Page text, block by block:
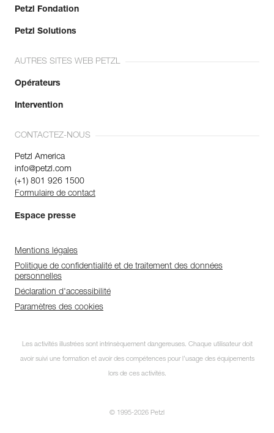
Petzl Fondation
Petzl Solutions
AUTRES SITES WEB PETZL
Opérateurs
Intervention
CONTACTEZ-NOUS
Petzl America
info@petzl.com
(+1) 801 926 1500
Formulaire de contact
Espace presse
Mentions légales
Politique de confidentialité et de traitement des données
personnelles
Déclaration d'accessibilité
Paramètres des cookies
Les activités illustrées sont intrinsèquement dangereuses. Chaque utilisateur doit
avoir suivi une formation et avoir des compétences pour l’usage des équipements
lors de ces activités.
© 1995-2026 Petzl